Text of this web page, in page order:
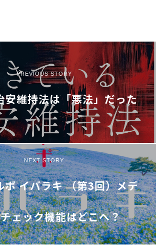
PREVIOUS STORY
安維持法は「悪法」だった
NEXT STORY
ポ イバラキ （第3回）メデ
ェック機能はどこへ？